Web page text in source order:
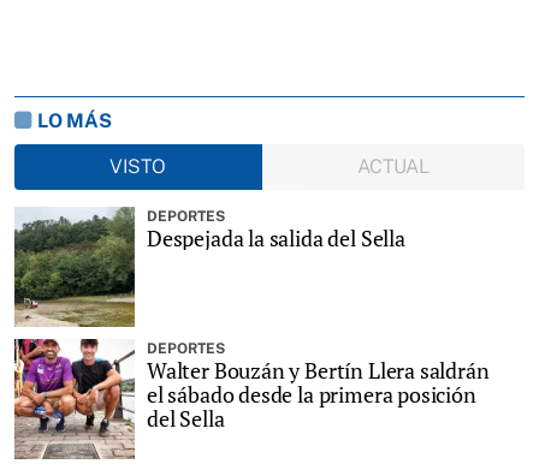
LO MÁS
VISTO
ACTUAL
DEPORTES
Despejada la salida del Sella
DEPORTES
Walter Bouzán y Bertín Llera saldrán
el sábado desde la primera posición
del Sella